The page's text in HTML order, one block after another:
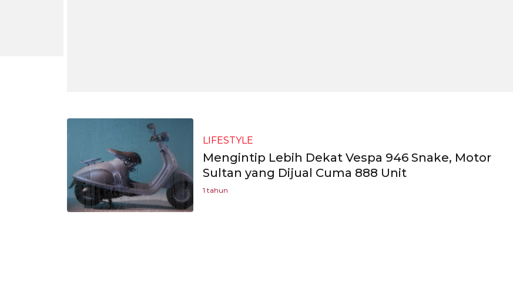
LIFESTYLE
Mengintip Lebih Dekat Vespa 946 Snake, Motor
Sultan yang Dijual Cuma 888 Unit
1 tahun